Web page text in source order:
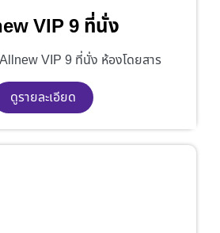
VIP 9 ที่นั่ง
VIP 9 ที่นั่ง ห้องโดยสาร
ดูรายละเอียด